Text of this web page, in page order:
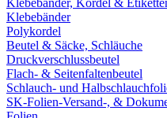
Klebebänder, Kordel &
Klebebänder
Polykordel
Beutel & Säcke, Schläuche
Druckverschlussbeutel
Flach- & Seitenfaltenbeutel
Schlauch- und
SK-Folien-Versand-, &